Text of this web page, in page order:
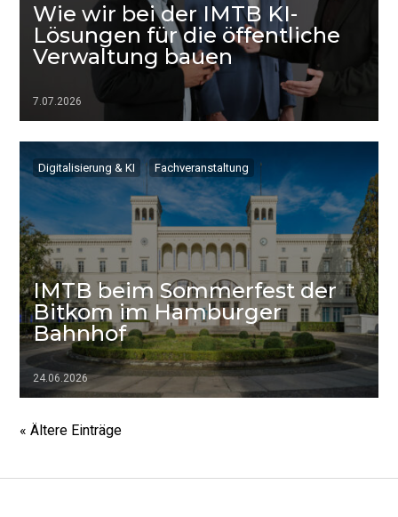
Wie wir bei der IMTB KI-
Lösungen für die öffentliche
Verwaltung bauen
7.07.2026
Digitalisierung & KI Fachveranstaltung
IMTB beim Sommerfest der
Bitkom im Hamburger
Bahnhof
24.06.2026
▷▷▷
« Ältere Einträge